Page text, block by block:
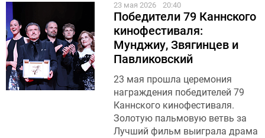
23 мая 2026 20:40
Победители 79 Каннского
кинофестиваля:
Мунджиу, Звягинцев и
Павликовский
23 мая прошла церемония
награждения победителей 79
Каннского кинофестиваля.
Золотую пальмовую ветвь за
Лучший фильм выиграла драма